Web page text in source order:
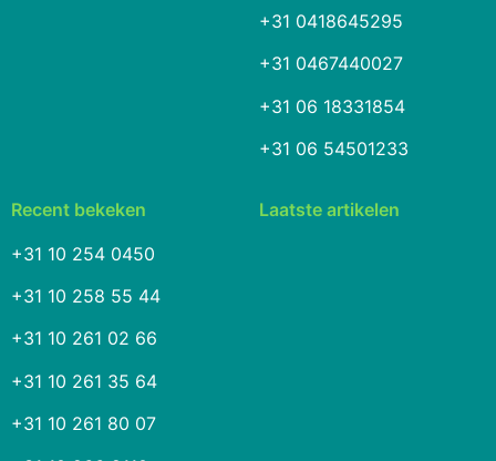
+31 0418645295
+31 0467440027
+31 06 18331854
+31 06 54501233
Recent bekeken
+31 10 254 0450
+31 10 258 55 44
+31 10 261 02 66
+31 10 261 35 64
+31 10 261 80 07
Laatste artikelen